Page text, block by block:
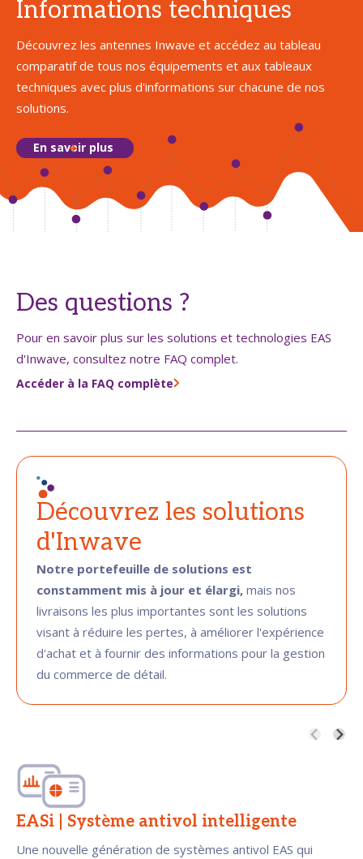
Informations techniques
Découvrez les antennes Inwave et accédez au tableau
comparatif de tous nos équipements et aux tableaux
techniques avec plus d'informations sur chacune de nos
solutions.
En savoir plus
Des questions ?
Pour en savoir plus sur les solutions et technologies EAS
d'Inwave, consultez notre FAQ complet.
Accéder à la FAQ complète
Découvrez les solutions
d'Inwave
Notre portefeuille de solutions est
constamment mis à jour et élargi, mais nos
livraisons les plus importantes sont les solutions
visant à réduire les pertes, à améliorer l'expérience
d'achat et à fournir des informations pour la gestion
du commerce de détail.
EASi | Système antivol intelligente
Une nouvelle génération de systèmes antivol EAS qui